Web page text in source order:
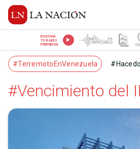
ESCUCHÁ
TU RADIO
PREFERIDA
#TerremotoEnVenezuela
#Vencimiento del